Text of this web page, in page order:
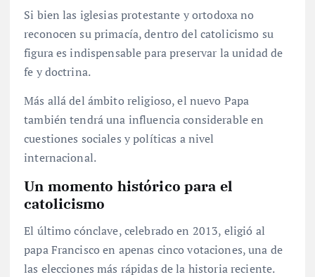
Si bien las iglesias protestante y ortodoxa no
reconocen su primacía, dentro del catolicismo su
figura es indispensable para preservar la unidad de
fe y doctrina.
Más allá del ámbito religioso, el nuevo Papa
también tendrá una influencia considerable en
cuestiones sociales y políticas a nivel
internacional.
Un momento histórico para el
catolicismo
El último cónclave, celebrado en 2013, eligió al
papa Francisco en apenas cinco votaciones, una de
las elecciones más rápidas de la historia reciente.